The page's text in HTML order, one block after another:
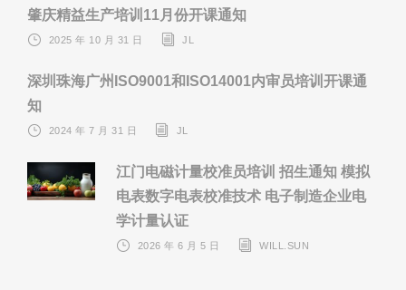
肇庆精益生产培训11月份开课通知
2025 年 10 月 31 日 JL
深圳珠海广州ISO9001和ISO14001内审员培训开课通
知
2024 年 7 月 31 日 JL
江门电磁计量校准员培训 招生通知 模拟
电表数字电表校准技术 电子制造企业电
学计量认证
2026 年 6 月 5 日 WILL.SUN